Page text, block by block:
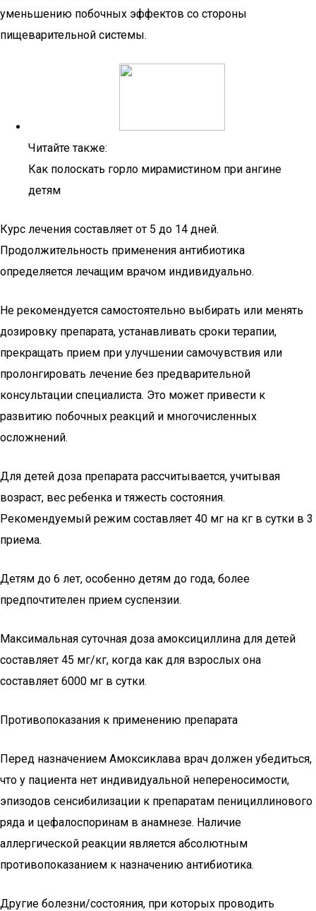
уменьшению побочных эффектов со стороны
пищеварительной системы.
Читайте также:
Как полоскать горло мирамистином при ангине
детям
Курс лечения составляет от 5 до 14 дней.
Продолжительность применения антибиотика
определяется лечащим врачом индивидуально.
Не рекомендуется самостоятельно выбирать или менять
дозировку препарата, устанавливать сроки терапии,
прекращать прием при улучшении самочувствия или
пролонгировать лечение без предварительной
консультации специалиста. Это может привести к
развитию побочных реакций и многочисленных
осложнений.
Для детей доза препарата рассчитывается, учитывая
возраст, вес ребенка и тяжесть состояния.
Рекомендуемый режим составляет 40 мг на кг в сутки в 3
приема.
Детям до 6 лет, особенно детям до года, более
предпочтителен прием суспензии.
Максимальная суточная доза амоксициллина для детей
составляет 45 мг/кг, когда как для взрослых она
составляет 6000 мг в сутки.
Противопоказания к применению препарата
Перед назначением Амоксиклава врач должен убедиться,
что у пациента нет индивидуальной непереносимости,
эпизодов сенсибилизации к препаратам пенициллинового
ряда и цефалоспоринам в анамнезе. Наличие
аллергической реакции является абсолютным
противопоказанием к назначению антибиотика.
Другие болезни/состояния, при которых проводить